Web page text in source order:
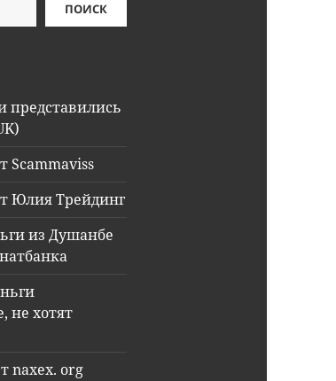
ПОИСК
Scammaviss
Юлия Трейдинг
из Душанбе
не хотят
naxex. org